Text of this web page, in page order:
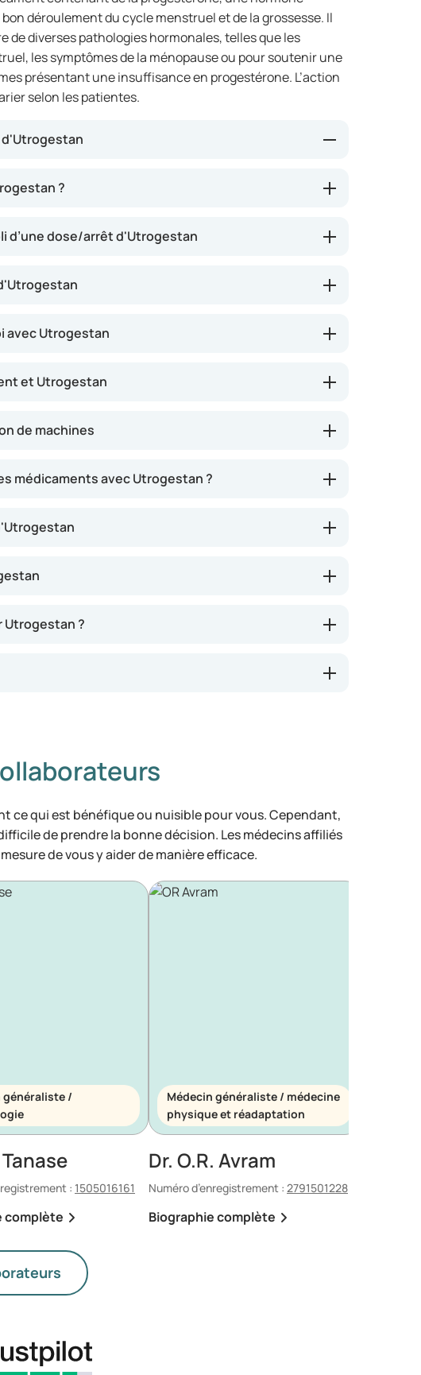
déroulement du cycle menstruel et de la grossesse. Il
de diverses pathologies hormonales, telles que les
les symptômes de la ménopause ou pour soutenir une
présentant une insuffisance en progestérone. L’action
selon les patientes.
Cela peut permettre de réduire des symptômes tels
de l’ovule fécondé. Ce médicament se présente sous
médical.
?
d’une dose/arrêt d'Utrogestan
avec Utrogestan
et Utrogestan
de machines
médicaments avec Utrogestan ?
Utrogestan ?
ce qui est bénéfique ou nuisible pour vous. Cependant,
de prendre la bonne décision. Les médecins affiliés
de vous y aider de manière efficace.
généraliste /
Tanase
: 1505016161
complète
Médecin généraliste / médecine
physique et réadaptation
Dr. O.R. Avram
Numéro d’enregistrement : 2791501228
Biographie complète